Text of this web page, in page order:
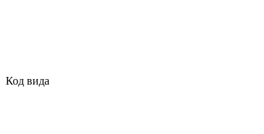
Код вида